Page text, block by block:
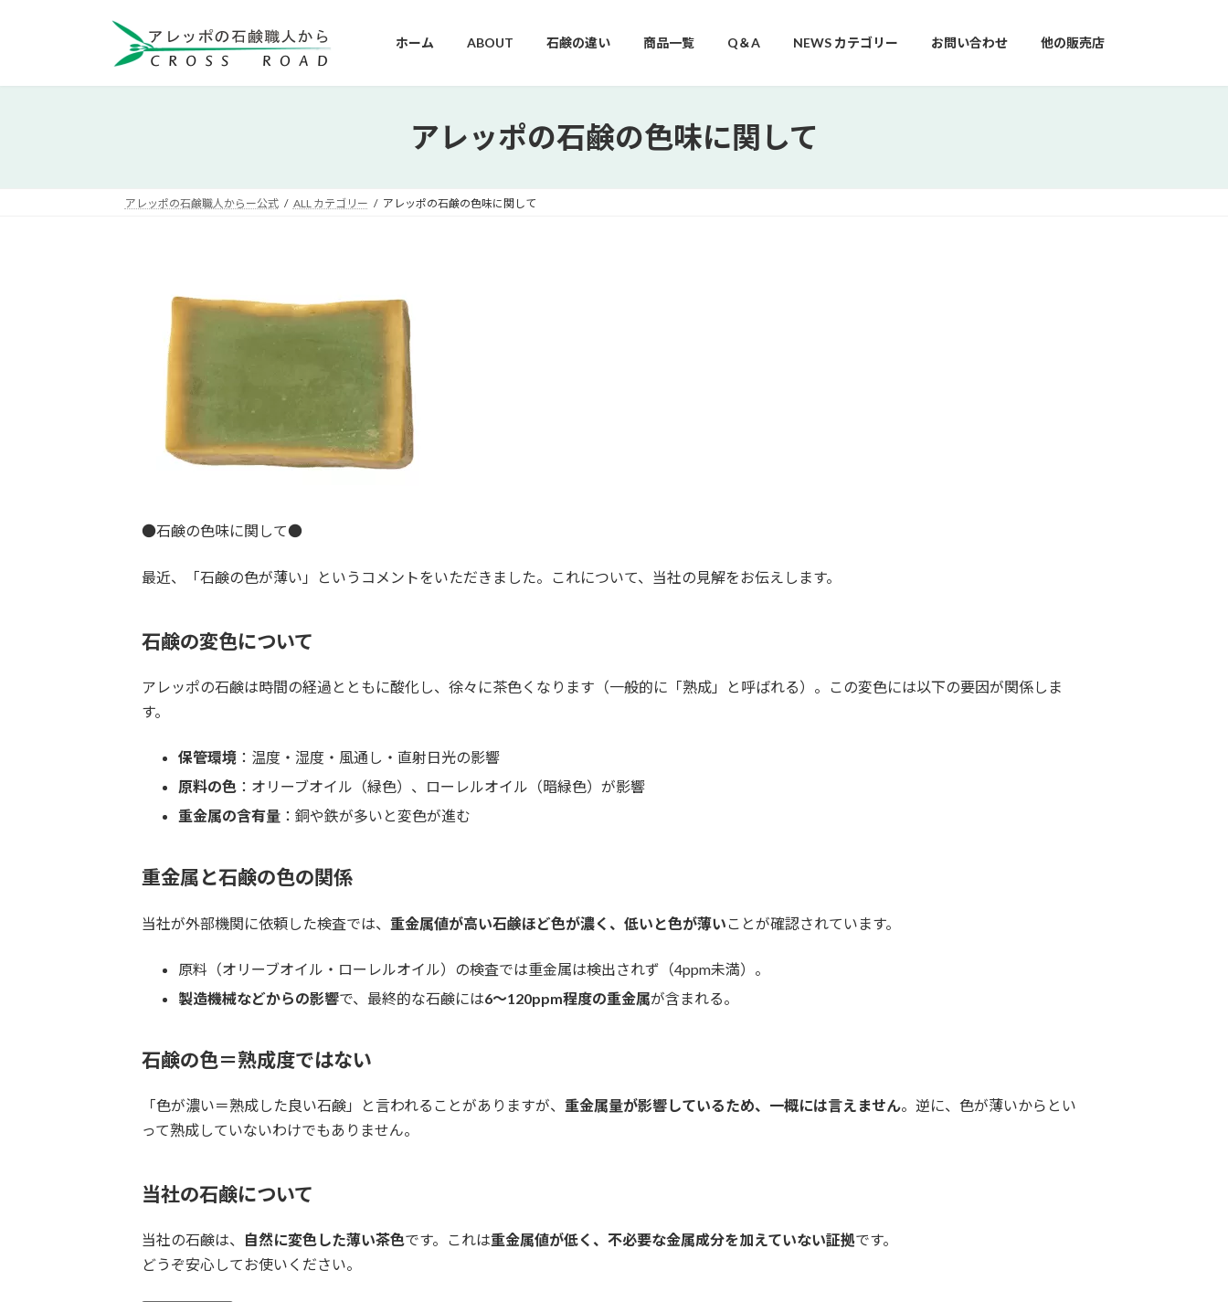
ホーム ABOUT 石鹸の違い 商品一覧 Q＆A NEWS カテゴリー お問い合わせ 他の販売店
アレッポの石鹸の色味に関して
アレッポの石鹸職人からー公式 ALL カテゴリー アレッポの石鹸の色味に関して
●石鹸の色味に関して●
最近、「石鹸の色が薄い」というコメントをいただきました。これについて、当社の見解をお伝えします。
石鹸の変色について
アレッポの石鹸は時間の経過とともに酸化し、徐々に茶色くなります（一般的に「熟成」と呼ばれる）。この変色には以下の要因が関係しま
す。
保管環境 ：温度・湿度・風通し・直射日光の影響
原料の色 ：オリーブオイル（緑色）、ローレルオイル（暗緑色）が影響
重金属の含有量 ：銅や鉄が多いと変色が進む
重金属と石鹸の色の関係
当社が外部機関に依頼した検査では、重金属値が高い石鹸ほど色が濃く、低いと色が薄い ことが確認されています。
原料（オリーブオイル・ローレルオイル）の検査では重金属は検出されず（4ppm未満）。
製造機械などからの影響で、最終的な石鹸には6～120ppm程度の重金属が含まれる。
石鹸の色＝熟成度ではない
「色が濃い＝熟成した良い石鹸」と言われることがありますが、重金属量が影響しているため、一概には言えません。逆に、色が薄いからとい
って熟成していないわけでもありません。
当社の石鹸について
当社の石鹸は、 自然に変色した薄い茶色です。これは重金属値が低く、不必要な金属成分を加えていない証拠です。
どうぞ安心してお使いください。